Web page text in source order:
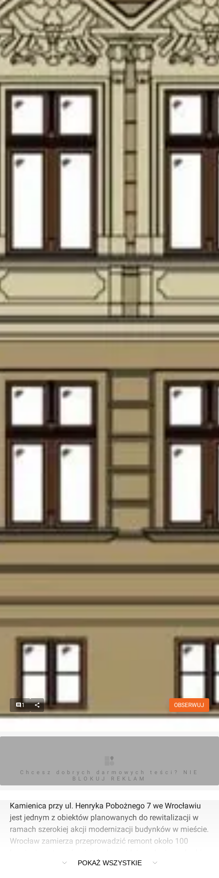
1 OBSERWUJ
Chcesz dobrych darmowych teści? NIE
BLOKUJ REKLAM
Kamienica przy ul. Henryka Pobożnego 7 we Wrocławiu
jest jednym z obiektów planowanych do rewitalizacji w
ramach szerokiej akcji modernizacji budynków w mieście.
Wrocław zamierza przeprowadzić remont około 100
ulic Ptasiej, Kurkowej i Strzeleckiego.
POKAŻ WSZYSTKIE